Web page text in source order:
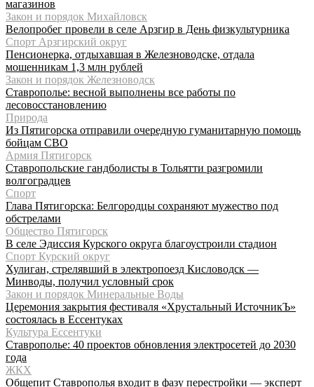
магазинов
Закон и порядок Михайловск
Велопробег провели в селе Арзгир в День физкультурника
Спорт Арзгирский округ
Пенсионерка, отдыхавшая в Железноводске, отдала
мошенникам 1,3 млн рублей
Закон и порядок Железноводск
Ставрополье: весной выполнены все работы по
лесовосстановлению
Природа
Из Пятигорска отправили очередную гуманитарную помощь
бойцам СВО
Армия Пятигорск
Ставропольские гандболисты в Тольятти разгромили
волгоградцев
Спорт
Глава Пятигорска: Белгородцы сохраняют мужество под
обстрелами
Общество Пятигорск
В селе Эдиссия Курского округа благоустроили стадион
Спорт Курский округ
Хулиган, стрелявший в электропоезд Кисловодск —
Минводы, получил условный срок
Закон и порядок Минеральные Воды
Церемония закрытия фестиваля «Хрустальный ИсточникЪ»
состоялась в Ессентуках
Культура Ессентуки
Ставрополье: 40 проектов обновления электросетей до 2030
года
ЖКХ
Общепит Ставрополья входит в фазу перестройки — эксперт